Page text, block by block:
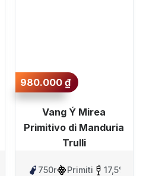
980.000₫
Vang Ý Mirea
Primitivo di Manduria
Trulli
750ml Primitivo 17,5%